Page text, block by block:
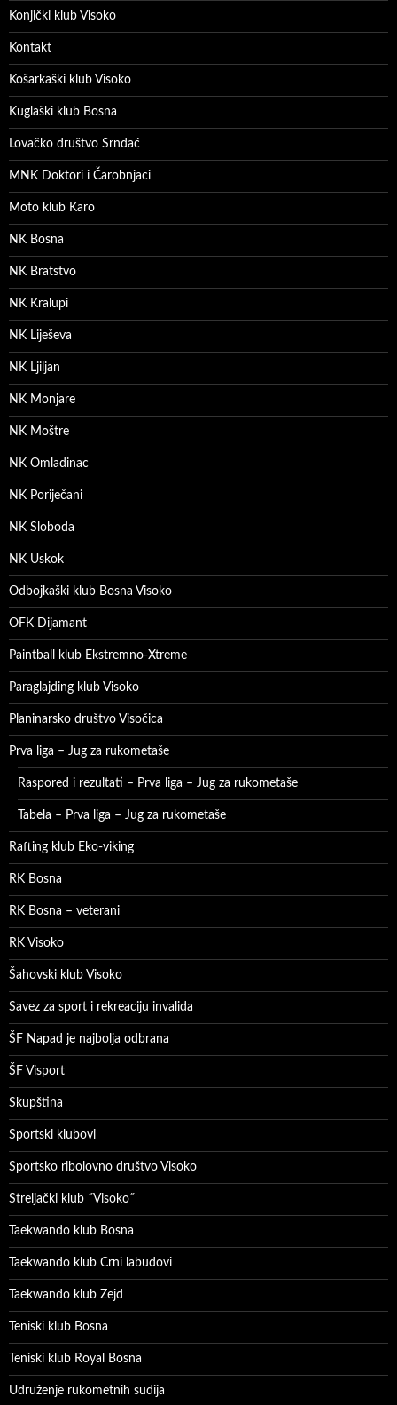
Konjički klub Visoko
Kontakt
Košarkaški klub Visoko
Kuglaški klub Bosna
Lovačko društvo Srndać
MNK Doktori i Čarobnjaci
Moto klub Karo
NK Bosna
NK Bratstvo
NK Kralupi
NK Liješeva
NK Ljiljan
NK Monjare
NK Moštre
NK Omladinac
NK Poriječani
NK Sloboda
NK Uskok
Odbojkaški klub Bosna Visoko
OFK Dijamant
Paintball klub Ekstremno-Xtreme
Paraglajding klub Visoko
Planinarsko društvo Visočica
Prva liga – Jug za rukometaše
Raspored i rezultati – Prva liga – Jug za rukometaše
Tabela – Prva liga – Jug za rukometaše
Rafting klub Eko-viking
RK Bosna
RK Bosna – veterani
RK Visoko
Šahovski klub Visoko
Savez za sport i rekreaciju invalida
ŠF Napad je najbolja odbrana
ŠF Visport
Skupština
Sportski klubovi
Sportsko ribolovno društvo Visoko
Streljački klub ˝Visoko˝
Taekwando klub Bosna
Taekwando klub Crni labudovi
Taekwando klub Zejd
Teniski klub Bosna
Teniski klub Royal Bosna
Udruženje rukometnih sudija